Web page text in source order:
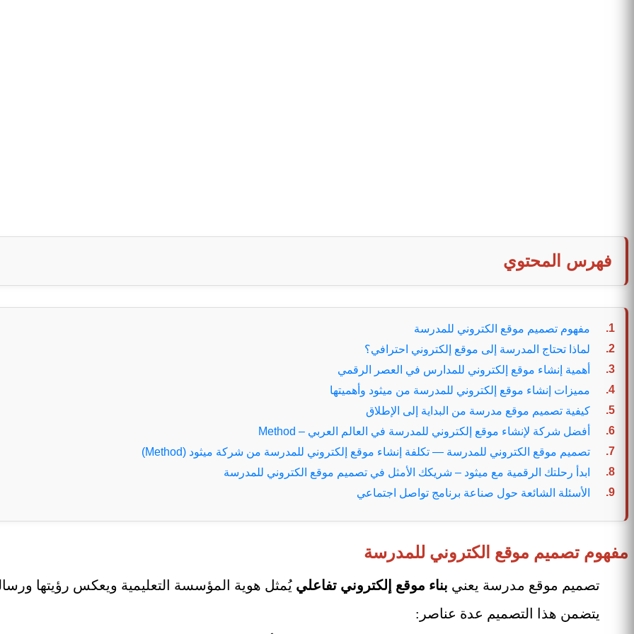
فهرس المحتوي
مفهوم تصميم موقع الكتروني للمدرسة
لماذا تحتاج المدرسة إلى موقع إلكتروني احترافي؟
أهمية إنشاء موقع إلكتروني للمدارس في العصر الرقمي
مميزات إنشاء موقع إلكتروني للمدرسة من ميثود وأهميتها
كيفية تصميم موقع مدرسة من البداية إلى الإطلاق
أفضل شركة لإنشاء موقع إلكتروني للمدرسة في العالم العربي – Method
تصميم موقع الكتروني للمدرسة — تكلفة إنشاء موقع إلكتروني للمدرسة من شركة ميثود (Method)
ابدأ رحلتك الرقمية مع ميثود – شريكك الأمثل في تصميم موقع الكتروني للمدرسة
الأسئلة الشائعة حول صناعة برنامج تواصل اجتماعي
مفهوم تصميم موقع الكتروني للمدرسة
تصميم موقع مدرسة يعني بناء موقع إلكتروني تفاعلي يُمثل هوية المؤسسة التعليمية ويعكس رؤيتها
يتضمن هذا التصميم عدة عناصر: